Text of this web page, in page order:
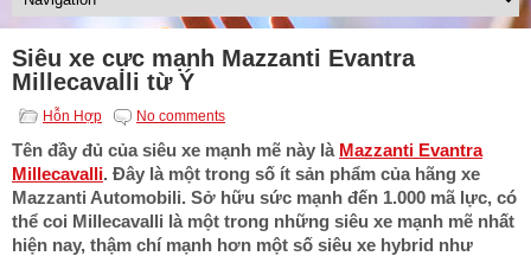
Siêu xe cực mạnh Mazzanti Evantra
Millecavalli từ Ý
Hỗn Hợp No comments
Tên đầy đủ của siêu xe mạnh mẽ này là Mazzanti Evantra
Millecavalli. Đây là một trong số ít sản phẩm của hãng xe
Mazzanti Automobili. Sở hữu sức mạnh đến 1.000 mã lực, có
thể coi Millecavalli là một trong những siêu xe mạnh mẽ nhất
hiện nay, thậm chí mạnh hơn một số siêu xe hybrid như